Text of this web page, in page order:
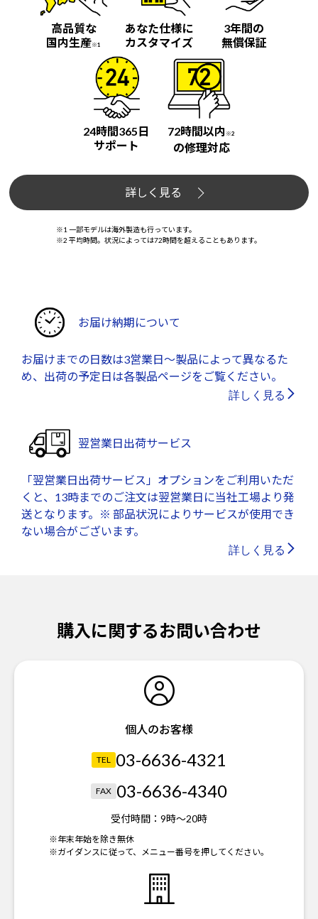
高品質な
国内生産※1
あなた仕様に
カスタマイズ
3年間の
無償保証
24時間365日
サポート
72時間以内 ※2
の修理対応
詳しく見る
※1 一部モデルは海外製造も行っています。
※2 平均時間。状況によっては72時間を超えることもあります。
お届け納期について
お届けまでの日数は3営業日～製品によって異なるた
め、出荷の予定日は各製品ページをご覧ください。
詳しく見る
翌営業日出荷サービス
「翌営業日出荷サービス」オプションをご利用いただ
くと、13時までのご注文は翌営業日に当社工場より発
送となります。※ 部品状況によりサービスが使用でき
ない場合がございます。
詳しく見る
購入に関するお問い合わせ
個人のお客様
TEL 03-6636-4321
FAX 03-6636-4340
受付時間： 9時～20時
※年末年始を除き無休
※ガイダンスに従って、メニュー番号を押してください。